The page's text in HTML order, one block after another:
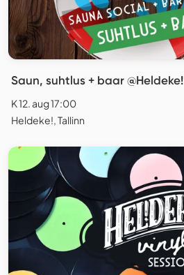
Saun, suhtlus + baar @Heldeke!
K 12. aug 17:00
Heldeke!, Tallinn